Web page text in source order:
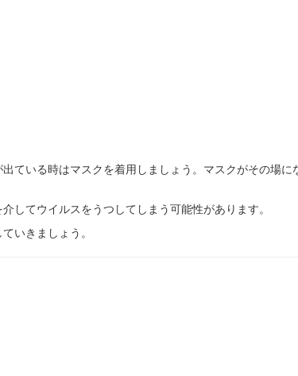
ている時はマスクを着用しましょう。マスクがその場に
してウイルスをうつしてしまう可能性があります。
いきましょう。